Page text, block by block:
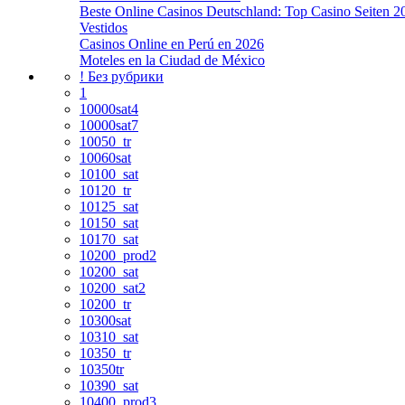
Beste Online Casinos Deutschland: Top Casino Seiten
Vestidos
Casinos Online en Perú en 2026
Moteles en la Ciudad de México
! Без рубрики
1
10000sat4
10000sat7
10050_tr
10060sat
10100_sat
10120_tr
10125_sat
10150_sat
10170_sat
10200_prod2
10200_sat
10200_sat2
10200_tr
10300sat
10310_sat
10350_tr
10350tr
10390_sat
10400_prod3